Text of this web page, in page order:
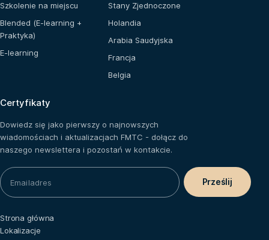
Szkolenie na miejscu
Blended (E-learning +
Praktyka)
E-learning
Stany Zjednoczone
Holandia
Arabia Saudyjska
Francja
Belgia
Certyfikaty
Dowiedz się jako pierwszy o najnowszych
wiadomościach i aktualizacjach FMTC - dołącz do
naszego newslettera i pozostań w kontakcie.
Strona główna
Lokalizacje